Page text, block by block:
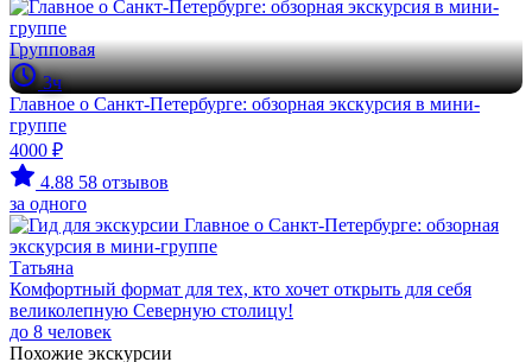
Групповая
3ч
Главное о Санкт-Петербурге: обзорная экскурсия в мини-
группе
4000 ₽
4.88 58 отзывов
за одного
Татьяна
Комфортный формат для тех, кто хочет открыть для себя
великолепную Северную столицу!
до 8 человек
Похожие экскурсии